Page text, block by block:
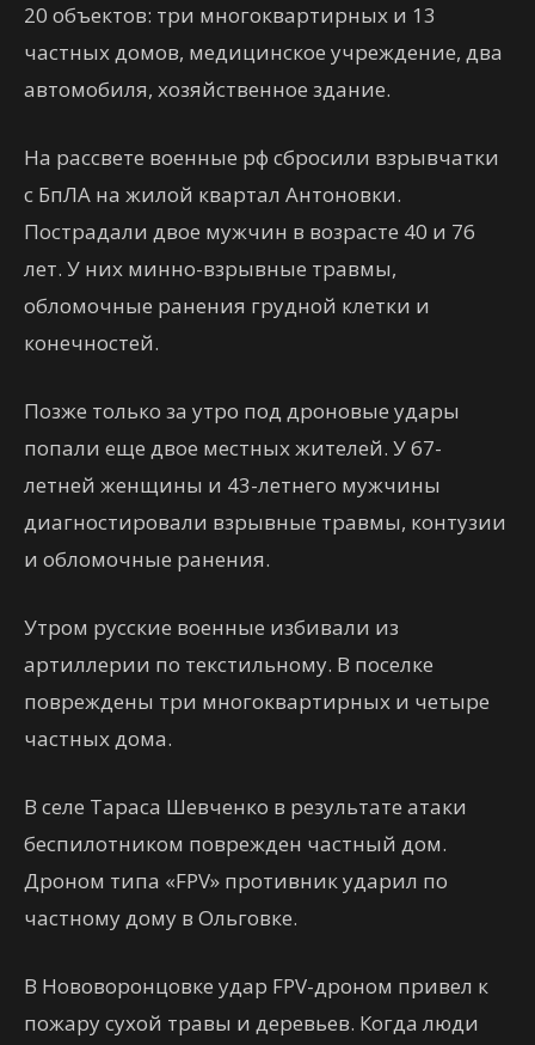
20 объектов: три многоквартирных и 13
частных домов, медицинское учреждение, два
автомобиля, хозяйственное здание.
На рассвете военные рф сбросили взрывчатки
с БпЛА на жилой квартал Антоновки.
Пострадали двое мужчин в возрасте 40 и 76
лет. У них минно-взрывные травмы,
обломочные ранения грудной клетки и
конечностей.
Позже только за утро под дроновые удары
попали еще двое местных жителей. У 67-
летней женщины и 43-летнего мужчины
диагностировали взрывные травмы, контузии
и обломочные ранения.
Утром русские военные избивали из
артиллерии по текстильному. В поселке
повреждены три многоквартирных и четыре
частных дома.
В селе Тараса Шевченко в результате атаки
беспилотником поврежден частный дом.
Дроном типа «FPV» противник ударил по
частному дому в Ольговке.
В Нововоронцовке удар FPV-дроном привел к
пожару сухой травы и деревьев. Когда люди